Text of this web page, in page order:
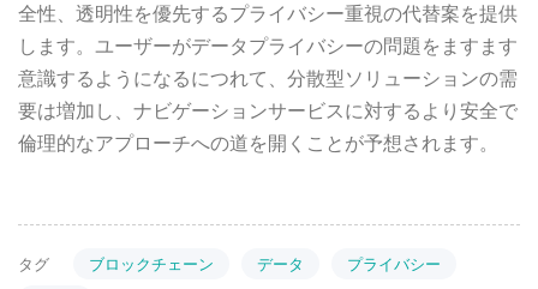
全性、透明性を優先するプライバシー重視の代替案を提供
します。ユーザーがデータプライバシーの問題をますます
意識するようになるにつれて、分散型ソリューションの需
要は増加し、ナビゲーションサービスに対するより安全で
倫理的なアプローチへの道を開くことが予想されます。
タグ ブロックチェーン データ
プライバシー